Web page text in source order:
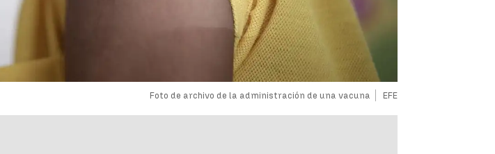
Foto de archivo de la administración de una vacuna EFE